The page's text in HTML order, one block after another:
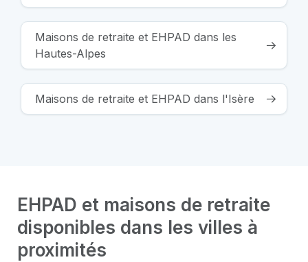
Maisons de retraite et EHPAD dans les
Hautes-Alpes
Maisons de retraite et EHPAD dans l'Isère
EHPAD et maisons de retraite
disponibles dans les villes à
proximités